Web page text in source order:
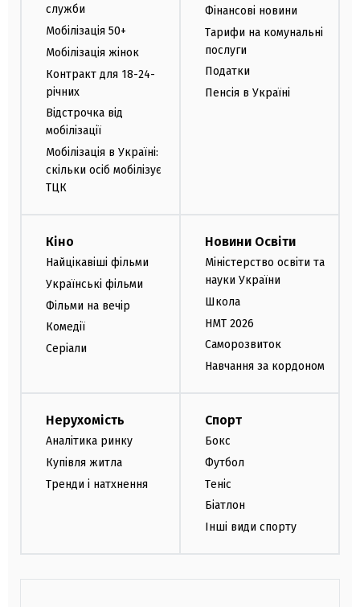
служби
Мобілізація 50+
Мобілізація жінок
Контракт для 18-24-
річних
Відстрочка від
мобілізації
Мобілізація в Україні:
скільки осіб мобілізує
ТЦК
Фінансові новини
Тарифи на комунальні
послуги
Податки
Пенсія в Україні
Кіно
Найцікавіші фільми
Українські фільми
Фільми на вечір
Комедії
Серіали
Новини Освіти
Міністерство освіти та
науки України
Школа
НМТ 2026
Саморозвиток
Навчання за кордоном
Нерухомість
Аналітика ринку
Купівля житла
Тренди і натхнення
Спорт
Бокс
Футбол
Теніс
Біатлон
Інші види спорту